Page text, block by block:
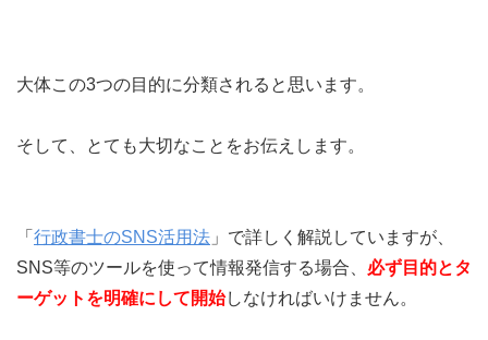
大体この3つの目的に分類されると思います。
そして、とても大切なことをお伝えします。
「 行政書士のSNS活用法 」で詳しく解説していますが、
SNS等のツールを使って情報発信する場合、 必ず目的とタ
ーゲットを明確にして開始しなければいけません。